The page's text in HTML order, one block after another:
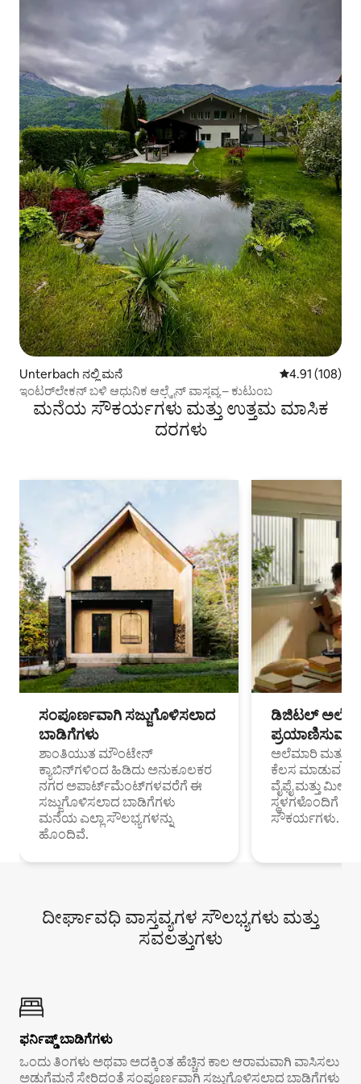
Unterbach ನಲ್ಲಿ ಮನೆ 5 ರಲ್ಲಿ 4.91
4.91 (108)
ಇಂಟರ್‌ಲೇಕನ್ ಬಳಿ ಆಧುನಿಕ ಆಲ್ಪೈನ್ ವಾಸ್ತವ್ಯ – ಕುಟುಂಬ
ಮನೆಯ ಸೌಕರ್ಯಗಳು ಮತ್ತು ಉತ್ತಮ ಮಾಸಿಕ
ದರಗಳು
ಸಂಪೂರ್ಣವಾಗಿ ಸಜ್ಜುಗೊಳಿಸಲಾದ
ಬಾಡಿಗೆಗಳು
ಶಾಂತಿಯುತ ಮೌಂಟೇನ್
ಕ್ಯಾಬಿನ್‌ಗಳಿಂದ ಹಿಡಿದು ಅನುಕೂಲಕರ
ನಗರ ಅಪಾರ್ಟ್‌ಮೆಂಟ್‌ಗಳವರೆಗೆ ಈ
ಸಜ್ಜುಗೊಳಿಸಲಾದ ಬಾಡಿಗೆಗಳು
ಮನೆಯ ಎಲ್ಲಾ ಸೌಲಭ್ಯಗಳನ್ನು
ಹೊಂದಿವೆ.
ಡಿಜಿಟಲ್
ಪ್ರಯಾಣಿಸುವ
ಅಲೆಮಾರಿ ಮತ್ತು
ಕೆಲಸ ಮಾಡುವ
ವೈಫೈ ಮತ್ತು
ಸ್ಥಳಗಳೊಂದಿಗೆ
ಸೌಕರ್ಯಗಳು.
ದೀರ್ಘಾವಧಿ ವಾಸ್ತವ್ಯಗಳ ಸೌಲಭ್ಯಗಳು ಮತ್ತು
ಸವಲತ್ತುಗಳು
ಫರ್ನಿಷ್ಡ್ ಬಾಡಿಗೆಗಳು
ಒಂದು ತಿಂಗಳು ಅಥವಾ ಅದಕ್ಕಿಂತ ಹೆಚ್ಚಿನ ಕಾಲ ಆರಾಮವಾಗಿ ವಾಸಿಸಲು
ಅಡುಗೆಮನೆ ಸೇರಿದಂತೆ ಸಂಪೂರ್ಣವಾಗಿ ಸಜ್ಜುಗೊಳಿಸಲಾದ ಬಾಡಿಗೆಗಳು